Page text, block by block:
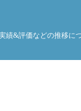
&評価などの推移に